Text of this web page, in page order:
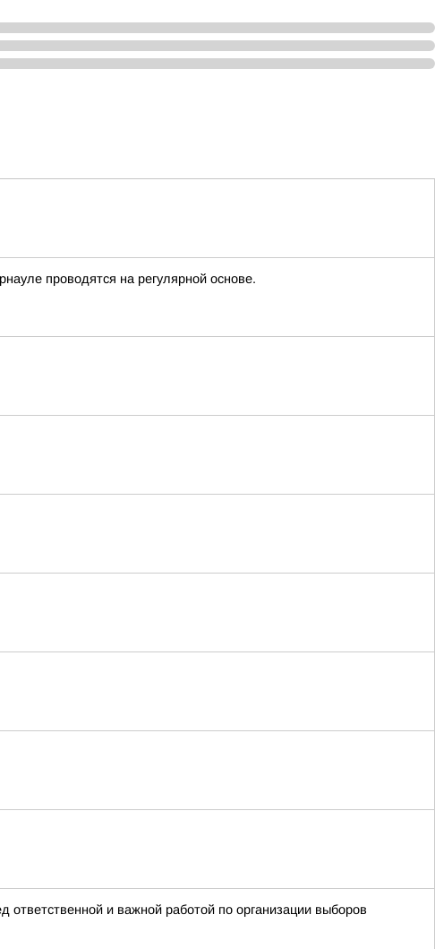
проводятся на регулярной основе.
и важной работой по организации выборов